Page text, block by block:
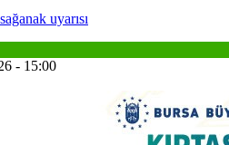
uyarısı
- 15:00